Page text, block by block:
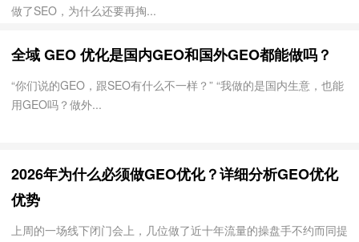
做了SEO，为什么还要再掏...
全域 GEO 优化是国内GEO和国外GEO都能做吗？
“你们说的GEO，跟SEO有什么不一样？” “我做的是国内生意，也能
用GEO吗？做外...
2026年为什么必须做GEO优化？详细分析GEO优化
优势
上周的一场线下闭门会上，几位做了近十年流量的操盘手不约而同提